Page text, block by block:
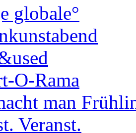
globale°
O-Rama
man
Veranst.